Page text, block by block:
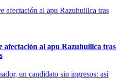
afectación al apu Razuhuillca tras